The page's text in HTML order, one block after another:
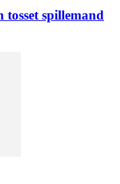
tosset spillemand